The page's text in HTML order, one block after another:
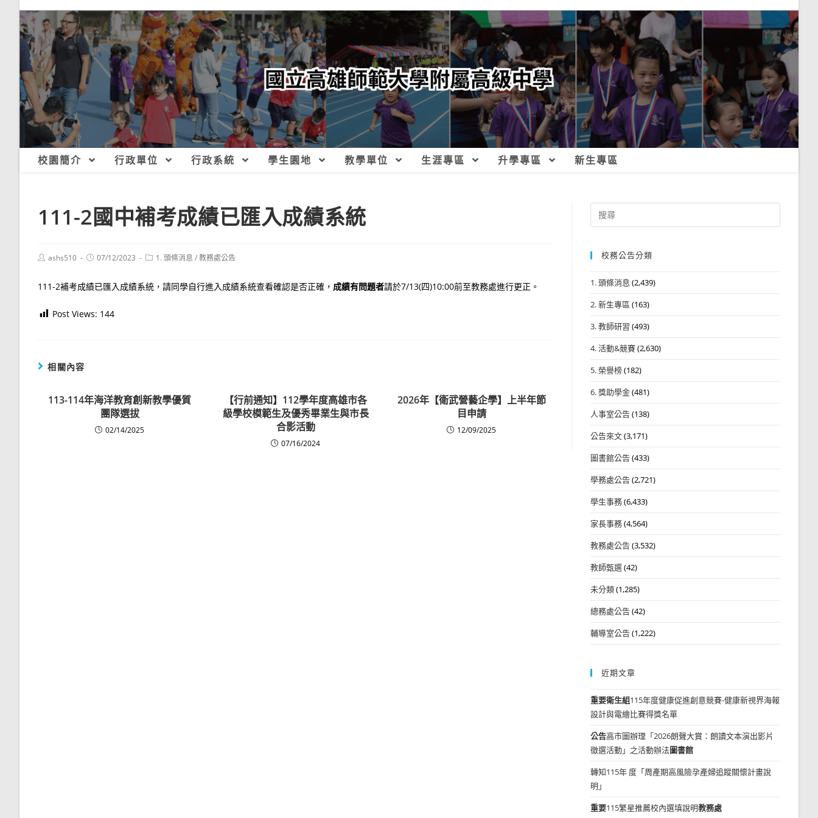
校園簡介 行政單位 行政系統 學生園地 教學單位 生涯專區 升學專區 新生專區
111-2國中補考成績已匯入成績系統
Postashs510
Post07/12/2023
Post1. 頭條消息 /教務處公告
111-2補考成績已匯入成績系統，請同學自行進入成績系統查看確認是否正確， 成績有問題者請於7/13(四)10:00前至教務處進行更正。
Post Views: 144
相關內容
113-114年海洋教育創新教學優質
團隊選拔
02/14/2025
【行前通知】112學年度高雄市各
級學校模範生及優秀畢業生與市長
合影活動
07/16/2024
2026年【衛武營藝企學】上半年節
目申請
12/09/2025
Search
for:
校務公告分類
1. 頭條消息 (2,439)
2. 新生專區 (163)
3. 教師研習 (493)
4. 活動&競賽(2,630)
5. 榮譽榜(182)
6. 獎助學金(481)
人事室公告(138)
公告來文(3,171)
圖書館公告(433)
學務處公告(2,721)
學生事務(6,433)
家長事務(4,564)
教務處公告(3,532)
教師甄選(42)
未分類(1,285)
總務處公告(42)
輔導室公告(1,222)
近期文章
重要衛生組115年度健康促進創意競賽-健康新視界海報
設計與電繪比賽得獎名單
公告高市圖辦理「2026朗聲大賞：朗讀文本演出影片
徵選活動」之活動辦法圖書館
轉知115年 度「周產期高風險孕產婦追蹤關懷計畫說
明」
重要115繁星推薦校內選填說明教務處